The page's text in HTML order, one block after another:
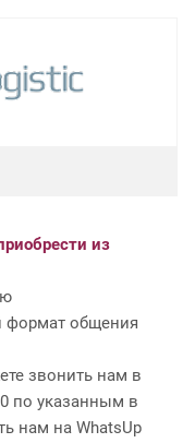
из
формат общения
звонить нам в
по указанным в
нам на WhatsUp